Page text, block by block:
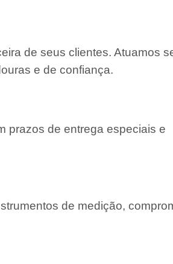
de seus clientes. Atuamos
e de confiança.
prazos de entrega especiais e
de medição,